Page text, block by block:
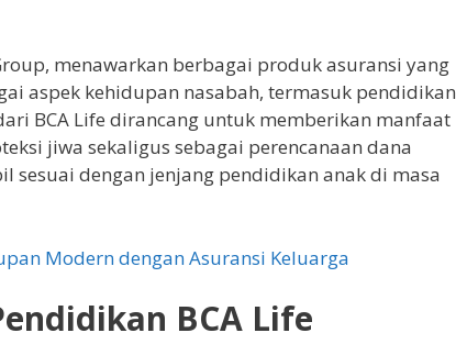
menawarkan berbagai produk asuransi yang
aspek kehidupan nasabah, termasuk pendidikan
BCA Life dirancang untuk memberikan manfaat
jiwa sekaligus sebagai perencanaan dana
sesuai dengan jenjang pendidikan anak di masa
Modern dengan Asuransi Keluarga
BCA Life